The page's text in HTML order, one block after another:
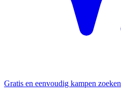
Gratis en eenvoudig kampen zoeken